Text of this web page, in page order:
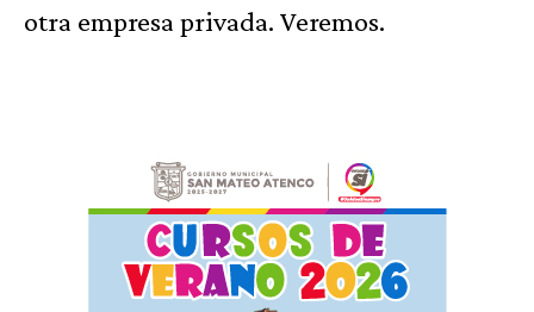
otra empresa privada. Veremos.